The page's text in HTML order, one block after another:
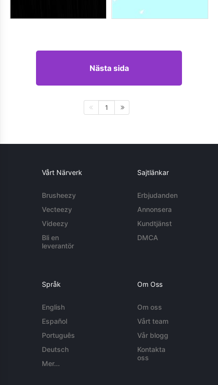
Nästa sida
1
Vårt Närverk
Brusheezy
Vecteezy
Videezy
Bli en
leverantör
Sajtlänkar
Erbjudanden
Annonsera
Kundtjänst
DMCA
Språk
English
Español
Português
Deutsch
Mer...
Om Oss
Om oss
Vårt team
Vår blogg
Kontakta
oss